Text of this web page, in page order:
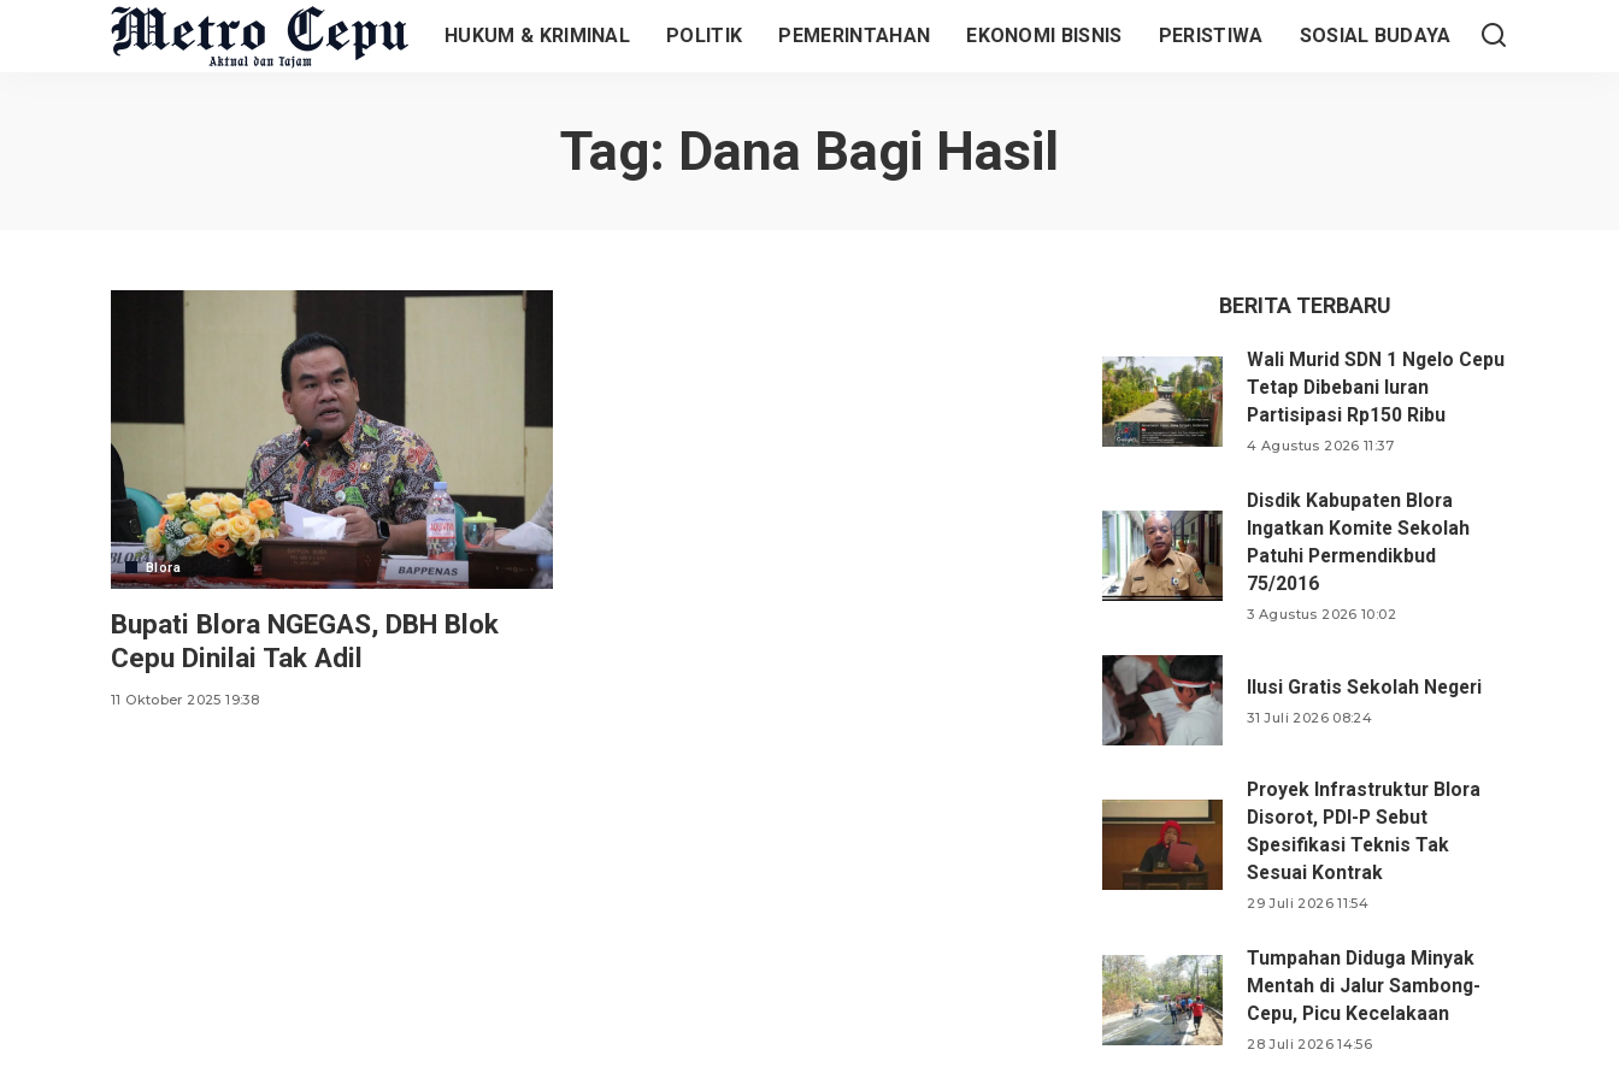
HUKUM & KRIMINAL POLITIK PEMERINTAHAN EKONOMI BISNIS PERISTIWA SOSIAL BUDAYA
Tag: Dana Bagi Hasil
Blora
Bupati Blora NGEGAS, DBH Blok
Cepu Dinilai Tak Adil
11 Oktober 2025 19:38
BERITA TERBARU
Wali Murid SDN 1 Ngelo Cepu
Tetap Dibebani Iuran
Partisipasi Rp150 Ribu
4 Agustus 2026 11:37
Disdik Kabupaten Blora
Ingatkan Komite Sekolah
Patuhi Permendikbud
75/2016
3 Agustus 2026 10:02
Ilusi Gratis Sekolah Negeri
31 Juli 2026 08:24
Proyek Infrastruktur Blora
Disorot, PDI-P Sebut
Spesifikasi Teknis Tak
Sesuai Kontrak
29 Juli 2026 11:54
Tumpahan Diduga Minyak
Mentah di Jalur Sambong-
Cepu, Picu Kecelakaan
28 Juli 2026 14:56